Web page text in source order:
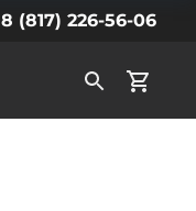
8 (817) 226-56-06